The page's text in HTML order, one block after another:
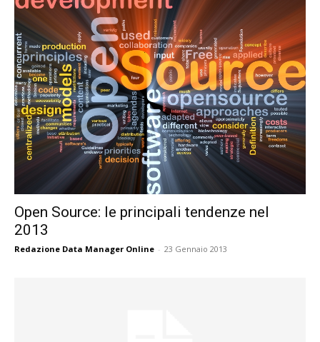
Open Source: le principali tendenze nel
2013
Redazione Data Manager Online - 23 Gennaio 2013